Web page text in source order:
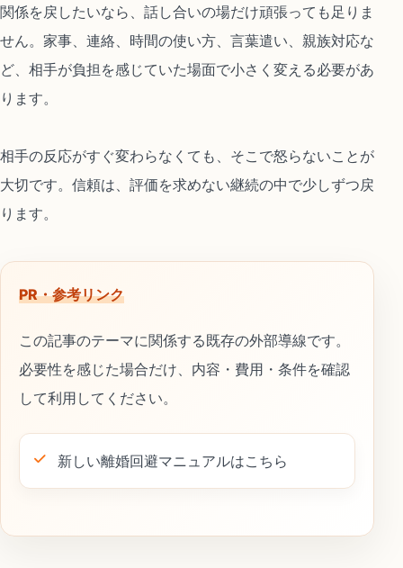
関係を戻したいなら、話し合いの場だけ頑張っても足りま
せん。家事、連絡、時間の使い方、言葉遣い、親族対応な
ど、相手が負担を感じていた場面で小さく変える必要があ
ります。
相手の反応がすぐ変わらなくても、そこで怒らないことが
大切です。信頼は、評価を求めない継続の中で少しずつ戻
ります。
PR・参考リンク
この記事のテーマに関係する既存の外部導線です。
必要性を感じた場合だけ、内容・費用・条件を確認
して利用してください。
新しい離婚回避マニュアルはこちら